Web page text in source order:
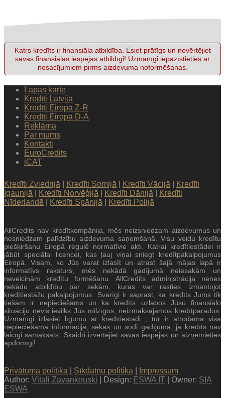
Katrs kredīts ir finansiāla atbildība. Esiet prātīgs un novērtējiet
savas finansiālās iespējas atbildīgi! Uzmanīgi iepazīstieties ar
nosacījumiem pirms aizdevuma noformēšanas.
Lapas karte
Kredīti Latvijā
Kredīti Eiropā Z-R
Kredīti Eiropā D-A
Reklāma
Par mums
Kontakti
EuroCredits
iCAT
Kredīti Zviedrijā Kredīti Somijā Kredīti Vācijā
Kredīti
Igaunijā
Kredīti Norvēģijā Kredīti Dānijā
Kredīti
Nīderlandē
Kredīti Spānijā Kredīti Polijā
AllCredits nav kredītkompānija, mēs neizsniedzam aizdevumus un
nesniedzam palīdzību aizdevuma saņemšanā. Visu veidu kredītu
piešķiršanu Eiropā regulē normatīvie akti. Katrai kredītiestādei ir
jābūt speciālai licencei, kas ļauj viņai sniegt kredītpakalpojumus
Eiropā. Visam, ko Jūs varat izlasīt un atrast šajā mājas lapā ir
informatīvs raksturs, mēs nekādā gadījumā neiesakām un
neveicinām kredītu formēšanu. AllCredits administrācija nenes
nekādu atbildību par sekām, kuras var rasties izmantojot
kredītiestāžu pakalpojumus. Svarīgi ir saprast, ka kredīts Jums tik
tiešām ir nepieciešams un ka kredīts uzlabos Jūsu finansiālo
situāciju nevis ievilks Jūs milzīgos, neizmaksājamos kredītparādos.
Uzmanīgi izlasiet līgumu ar kredītiestādi , tur ir atrodama visa
nepieciešamā informācija, sekas un sodi gadījumā, ja kredīts nav
laicīgi samaksāts. Skaidri izvērtējiet savas iespējas un aizņemieties
apdomīgi!
Privātuma politika Sīkdatņu politika
Impressum
Author: Vitali Zayankouski | Design: ESWA IT | Owner: SIA
ESWA